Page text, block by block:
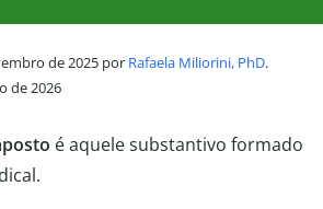
de 2025 por Rafaela Miliorini, PhD.
de 2026
é aquele substantivo formado